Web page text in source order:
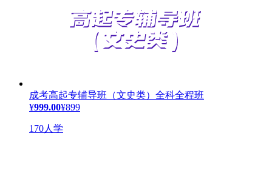
成考高起专辅导班（文史类）全科全程班
¥999.00¥899
170人学